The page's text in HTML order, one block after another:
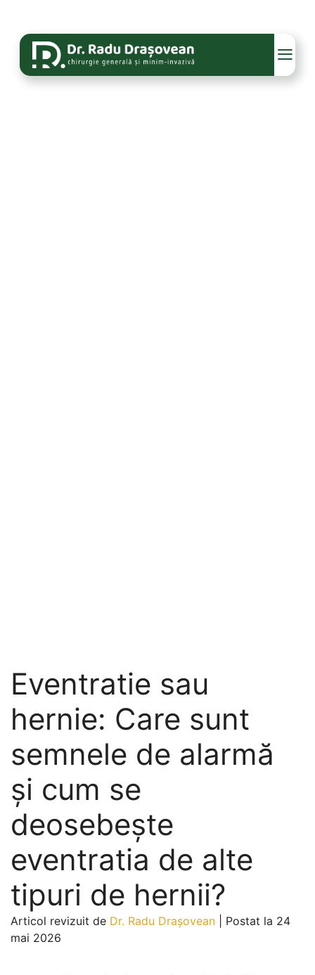
Eventratie sau
hernie: Care sunt
semnele de alarmă
și cum se
deosebește
eventratia de alte
tipuri de hernii?
Articol revizuit de Dr. Radu Drașovean
Postat la 24
mai 2026